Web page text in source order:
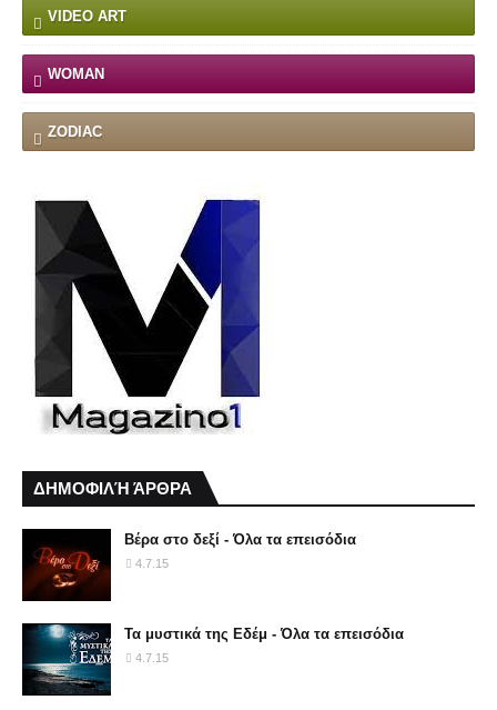
VIDEO ART
WOMAN
ZODIAC
ΔΗΜΟΦΙΛΉ ΆΡΘΡΑ
Βέρα στο δεξί - Όλα τα επεισόδια
4.7.15
Τα μυστικά της Εδέμ - Όλα τα επεισόδια
4.7.15